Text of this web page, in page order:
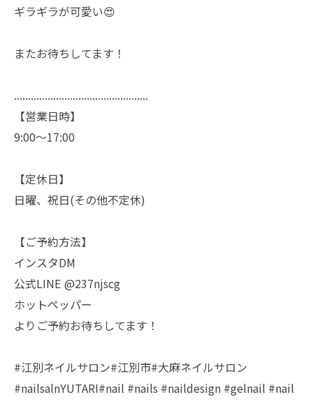
ギラギラが可愛い😍
またお待ちしてます！
................................................
【営業日時】
9:00〜17:00
【定休日】
日曜、祝日(その他不定休)
【ご予約方法】
インスタDM
公式LINE @237njscg
ホットペッパー
よりご予約お待ちしてます！
#江別ネイルサロン#江別市#大麻ネイルサロン
#nailsalnYUTARI#nail #nails #naildesign #gelnail #nail